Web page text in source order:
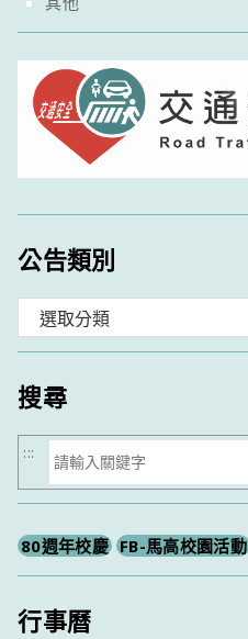
公告類別
類
搜尋
搜
尋
:::
80週年校慶 FB-馬高校園活動
行事曆